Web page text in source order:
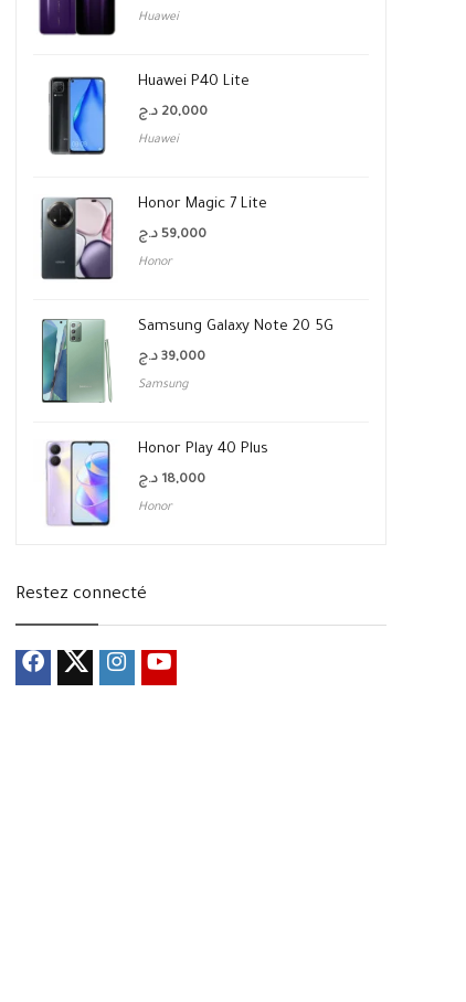
Huawei
Huawei P40 Lite
20,000 د.ج
Huawei
Honor Magic 7 Lite
59,000 د.ج
Honor
Samsung Galaxy Note 20 5G
39,000 د.ج
Samsung
Honor Play 40 Plus
18,000 د.ج
Honor
Restez connecté